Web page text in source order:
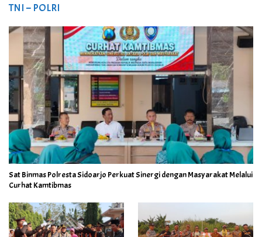
TNI – POLRI
Sat Binmas Polresta Sidoarjo Perkuat Sinergi dengan Masyarakat Melalui
Curhat Kamtibmas